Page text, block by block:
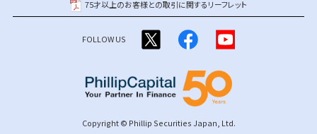
75才以上のお客様との取引に関するリーフレット
FOLLOW US
Copyright © Phillip Securities Japan, Ltd.